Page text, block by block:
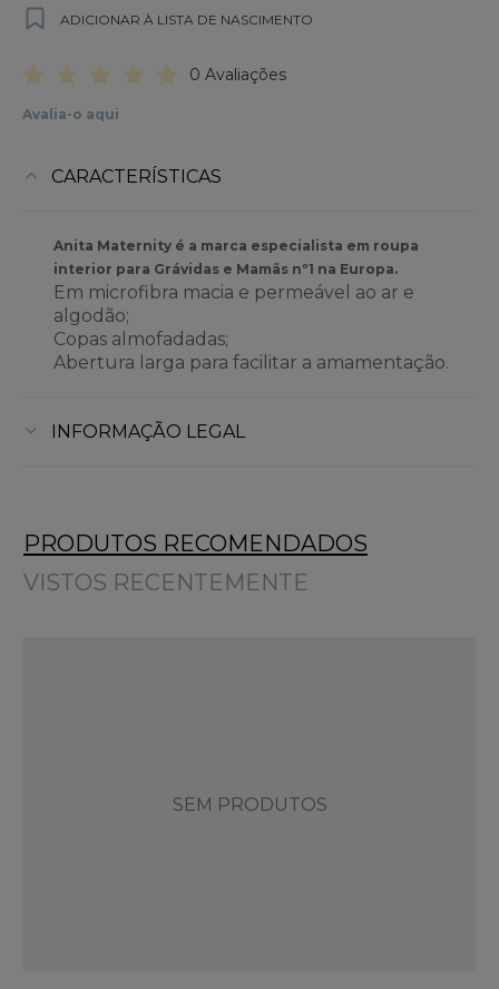
ADICIONAR À LISTA DE NASCIMENTO
0 Avaliações
Avalia-o aqui
CARACTERÍSTICAS
Anita Maternity é a marca especialista em roupa
interior para Grávidas e Mamãs nº1 na Europa.
Em microfibra macia e permeável ao ar e
algodão;
Copas almofadadas;
Abertura larga para facilitar a amamentação.
INFORMAÇÃO LEGAL
PRODUTOS RECOMENDADOS
VISTOS RECENTEMENTE
SEM PRODUTOS